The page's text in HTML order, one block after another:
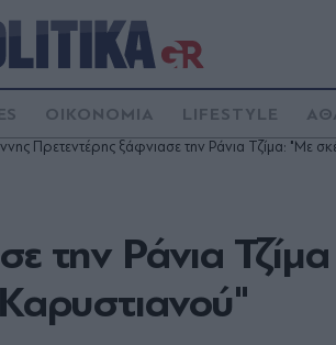
ΟΙΚΟΝΟΜΙΑ LIFESTYLE
Πρετεντέρης ξάφνιασε την Ράνια Τζίμα: "Με
την Ράνια